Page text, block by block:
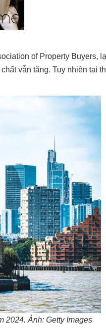
of Property Buyers,
vẫn tăng. Tuy nhiên tại
2024. Ảnh: Getty Images